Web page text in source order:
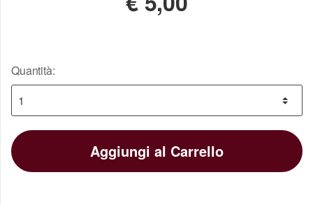
Quantità:
Aggiungi al Carrello